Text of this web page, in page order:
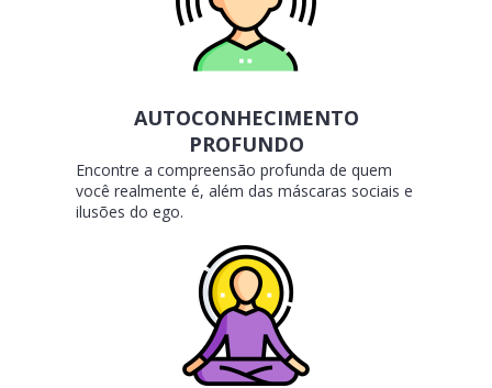
AUTOCONHECIMENTO
PROFUNDO
Encontre a compreensão profunda de quem
você realmente é, além das máscaras sociais e
ilusões do ego.